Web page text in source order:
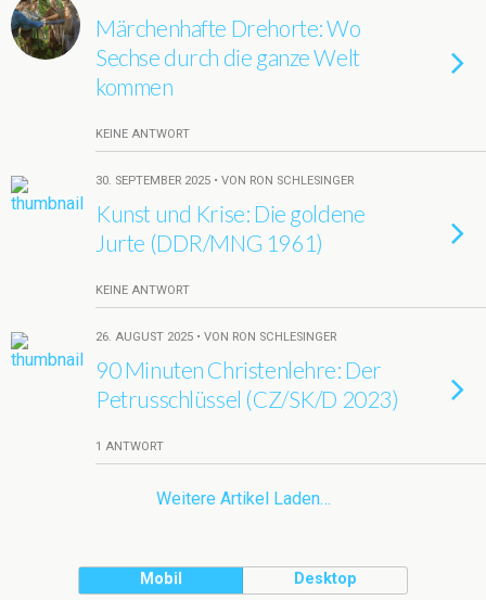
Märchenhafte Drehorte: Wo
Sechse durch die ganze Welt
kommen
KEINE ANTWORT
30. SEPTEMBER 2025 • VON RON SCHLESINGER
Kunst und Krise: Die goldene
Jurte (DDR/MNG 1961)
KEINE ANTWORT
26. AUGUST 2025 • VON RON SCHLESINGER
90 Minuten Christenlehre: Der
Petrusschlüssel (CZ/SK/D 2023)
1 ANTWORT
Weitere Artikel Laden…
Mobil Desktop